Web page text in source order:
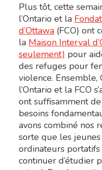
Plus tôt, cette
l’Ontario et la
d’Ottawa (FCO) ont
la Maison Interval
seulement) pour
des refuges pour
violence. Ensemble,
l’Ontario et la FCO
ont suffisamment
besoins
avons combiné nos
sorte que les jeunes
ordinateurs
continuer d’étudier